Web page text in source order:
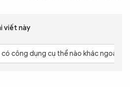
viết này
công dụng cụ thể nào khác ngoài